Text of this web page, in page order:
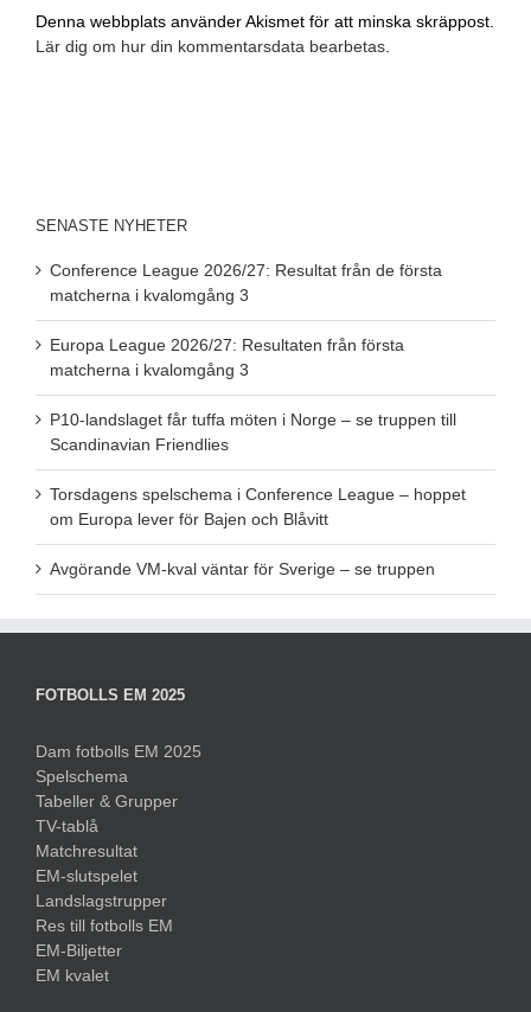
Denna webbplats använder Akismet för att minska skräppost.
Lär dig om hur din kommentarsdata bearbetas
SENASTE NYHETER
Conference League 2026/27: Resultat från de första
matcherna i kvalomgång 3
Europa League 2026/27: Resultaten från första
matcherna i kvalomgång 3
P10-landslaget får tuffa möten i Norge – se truppen till
Scandinavian Friendlies
Torsdagens spelschema i Conference League – hoppet
om Europa lever för Bajen och Blåvitt
Avgörande VM-kval väntar för Sverige – se truppen
FOTBOLLS EM 2025
Dam fotbolls EM 2025
Spelschema
Tabeller & Grupper
TV-tablå
Matchresultat
EM-slutspelet
Landslagstrupper
Res till fotbolls EM
EM-Biljetter
EM kvalet